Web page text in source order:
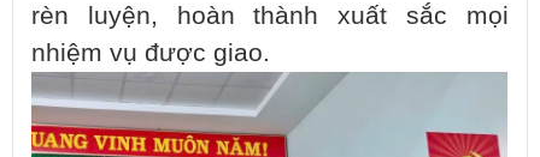
rèn luyện, hoàn thành xuất sắc mọi
nhiệm vụ được giao.